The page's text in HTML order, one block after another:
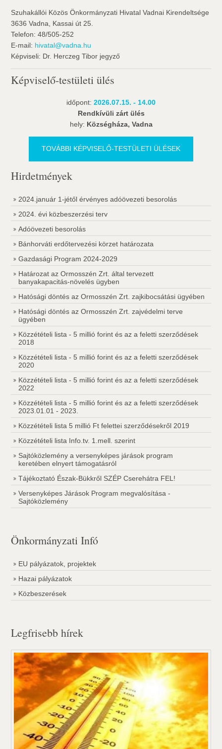
Szuhakállói Közös Önkormányzati Hivatal Vadnai Kirendeltsége
3636 Vadna, Kassai út 25.
Telefon: 48/505-252
E-mail: hivatal@vadna.hu
Képviseli: Dr. Herczeg Tibor jegyző
Képviselő-testületi ülés
időpont: 2026.07.15. - 14.00
Rendkívüli zárt ülés
hely: Községháza, Vadna
TOVÁBBI KÉPVISELŐ-TESTÜLETI ÜLÉSEK
Hirdetmények
2024.január 1-jétől érvényes adóövezeti besorolás
2024. évi közbeszerzési terv
Adóövezeti besorolás
Bánhorváti erdőtervezési körzet határozata
Gazdasági Program 2024-2029
Határozat az Ormosszén Zrt. által tervezett
banyakapacitás-növelés ügyben
Hatósági döntés az Ormosszén Zrt. zajkibocsátási ügyében
Hatósági döntés az Ormosszén Zrt. zajvédelmi terve
ügyében
Közzétételi lista - 5 millió forint és az a feletti szerződések
2018
Közzétételi lista - 5 millió forint és az a feletti szerződések
2020
Közzétételi lista - 5 millió forint és az a feletti szerződések
2022
Közzétételi lista - 5 millió forint és az a feletti szerződések
2023.01.01 - 2023.
Közzétételi lista 5 millió Ft felettei szerződésekről 2019
Közzétételi lista Info.tv. 1.mell. szerint
Sajtóközlemény a versenyképes járások program
keretében elnyert támogatásról
Tájékoztató Észak-Bükkről SZÉP Cserehátra FEL!
Versenyképes Járások Program megvalósítása -
Sajtóközlemény
Önkormányzati Infó
EU pályázatok, projektek
Hazai pályázatok
Közbeszerések
Legfrisebb hírek